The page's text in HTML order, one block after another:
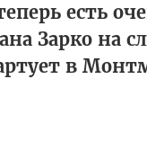
есть
Зарко на
в